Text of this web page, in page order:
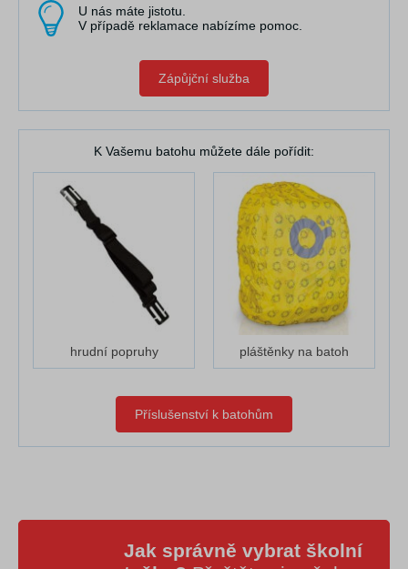
U nás máte jistotu.
V případě reklamace nabízíme pomoc.
Zápůjční služba
K Vašemu batohu můžete dále pořídit:
hrudní popruhy pláštěnky na batoh
Příslušenství k batohům
Jak správně vybrat školní